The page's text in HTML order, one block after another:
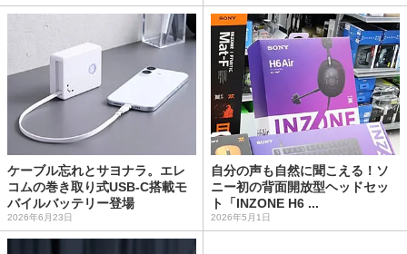
ケーブル忘れとサヨナラ。エレ
コムの巻き取り式USB-C搭載モ
バイルバッテリー登場
2026年6月23日
自分の声も自然に聞こえる！ソ
ニー初の背面開放型ヘッドセッ
ト「INZONE H6 ...
2026年5月1日